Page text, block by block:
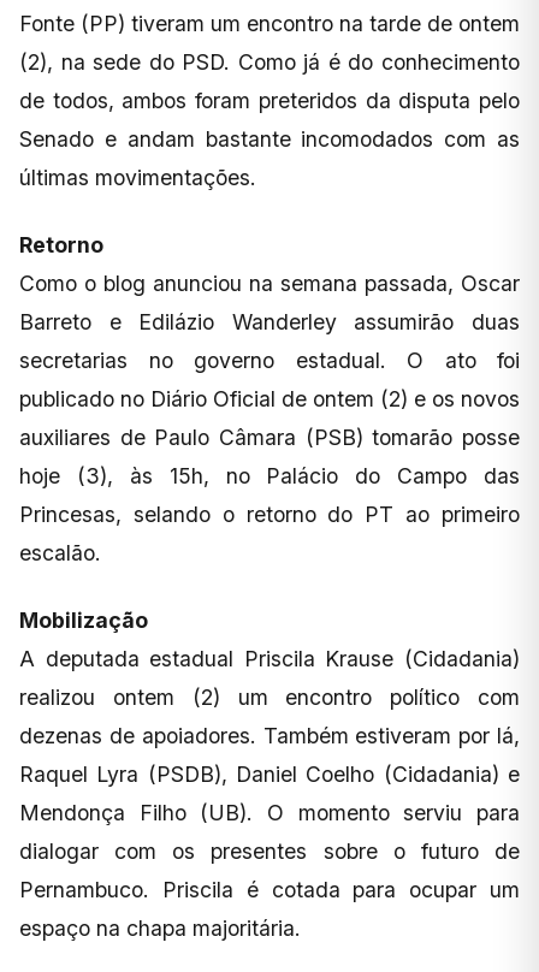
Fonte (PP) tiveram um encontro na tarde de ontem
(2), na sede do PSD. Como já é do conhecimento
de todos, ambos foram preteridos da disputa pelo
Senado e andam bastante incomodados com as
últimas movimentações.
Retorno
Como o blog anunciou na semana passada, Oscar
Barreto e Edilázio Wanderley assumirão duas
secretarias no governo estadual. O ato foi
publicado no Diário Oficial de ontem (2) e os novos
auxiliares de Paulo Câmara (PSB) tomarão posse
hoje (3), às 15h, no Palácio do Campo das
Princesas, selando o retorno do PT ao primeiro
escalão.
Mobilização
A deputada estadual Priscila Krause (Cidadania)
realizou ontem (2) um encontro político com
dezenas de apoiadores. Também estiveram por lá,
Raquel Lyra (PSDB), Daniel Coelho (Cidadania) e
Mendonça Filho (UB). O momento serviu para
dialogar com os presentes sobre o futuro de
Pernambuco. Priscila é cotada para ocupar um
espaço na chapa majoritária.